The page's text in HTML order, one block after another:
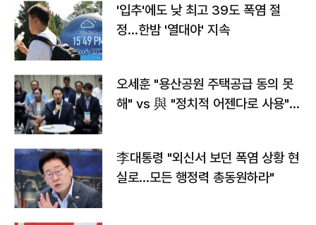
'입추'에도 낮 최고 39도 폭염 절
정…한밤 '열대야' 지속
오세훈 "용산공원 주택공급 동의 못
해" vs 與 "정치적 어젠다로 사용"
李대통령 "외신서 보던 폭염 상황 현
실로…모든 행정력 총동원하라"